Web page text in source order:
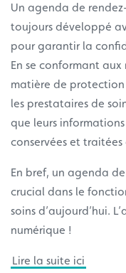
Un agenda de
toujours développé
pour garantir la
En se conformant
matière de protection
les prestataires de
que leurs
conservées et
En bref, un agenda
crucial dans le
soins d’aujourd’hui.
numérique !
Lire la suite ici